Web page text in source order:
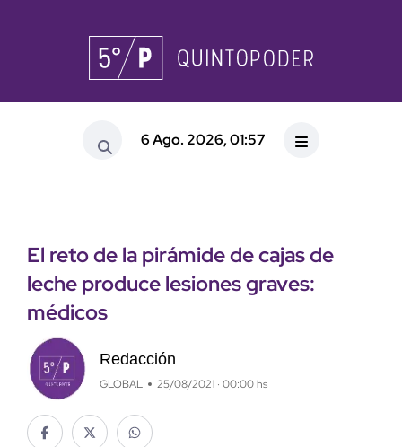
6 Ago. 2026, 01:57
El reto de la pirámide de cajas de
leche produce lesiones graves:
médicos
Redacción
GLOBAL 25/08/2021 · 00:00 hs